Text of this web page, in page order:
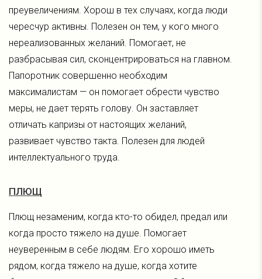
преувеличениям. Хорош в тех случаях, когда люди
чересчур активны. Полезен он тем, у кого много
нереализованных желаний. Помогает, не
разбрасывая сил, сконцентрироваться на главном.
Папоротник совершенно необходим
максималистам — он помогает обрести чувство
меры, не дает терять голову. Он заставляет
отличать капризы от настоящих желаний,
развивает чувство такта. Полезен для людей
интеллектуального труда.
ПЛЮЩ
Плющ незаменим, когда кто-то обидел, предал или
когда просто тяжело на душе. Помогает
неуверенным в себе людям. Его хорошо иметь
рядом, когда тяжело на душе, когда хотите